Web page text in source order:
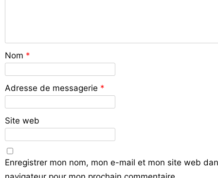
Nom *
Adresse de messagerie *
Site web
Enregistrer mon nom, mon e-mail et mon site web